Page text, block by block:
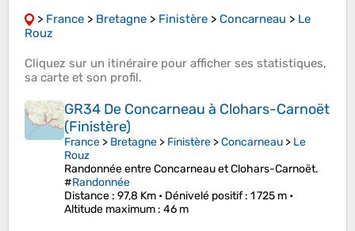
> France > Bretagne > Finistère > Concarneau > Le
Rouz
Cliquez sur un itinéraire pour afficher ses statistiques,
sa carte et son profil.
GR34 De Concarneau à Clohars-Carnoët
(Finistère)
France > Bretagne > Finistère >Concarneau > Le
Rouz
Randonnée entre Concarneau et Clohars-Carnoët.
#Randonnée
Distance : 97,8 Km • Dénivelé positif: 1 725 m •
Altitude maximum : 46 m